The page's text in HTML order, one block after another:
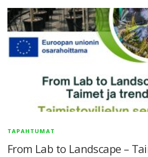
TAPAHTUMAT
From Lab to Landscape –